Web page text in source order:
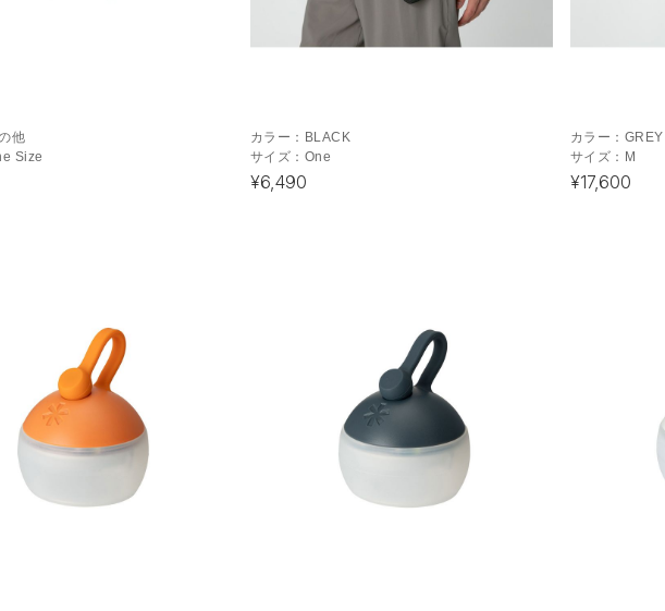
他
Size
カラー： BLACK
サイズ： One
¥6,490
カラー： GREY
サイズ： M
¥17,600